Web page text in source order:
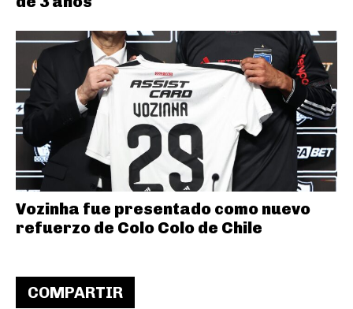
COMPARTIR
Vozinha fue presentado como nuevo
refuerzo de Colo Colo de Chile